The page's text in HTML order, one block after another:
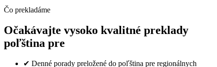
Čo prekladáme
Očakávajte vysoko kvalitné preklady
poľština pre
✔ Denné porady preložené do poľština pre regionálnych